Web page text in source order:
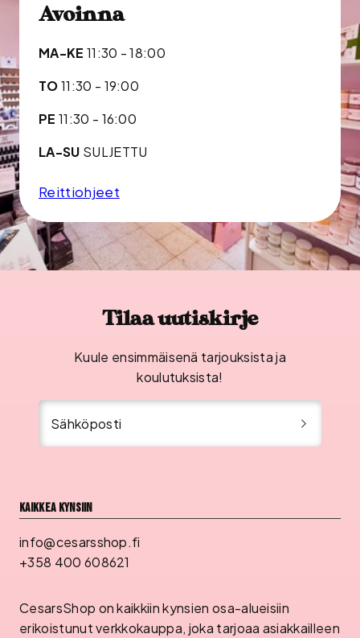
Avoinna
MA-KE 11:30 - 18:00
TO11:30 - 19:00
PE 11:30 - 16:00
LA-SU SULJETTU
Reittiohjeet
Tilaa uutiskirje
Kuule ensimmäisenä tarjouksista ja
koulutuksista!
Sähköposti
Kaikkea kynsiin
info@cesarsshop.fi
+358 400 608621
CesarsShop on kaikkiin kynsien osa-alueisiin
erikoistunut verkkokauppa, joka tarjoaa asiakkailleen